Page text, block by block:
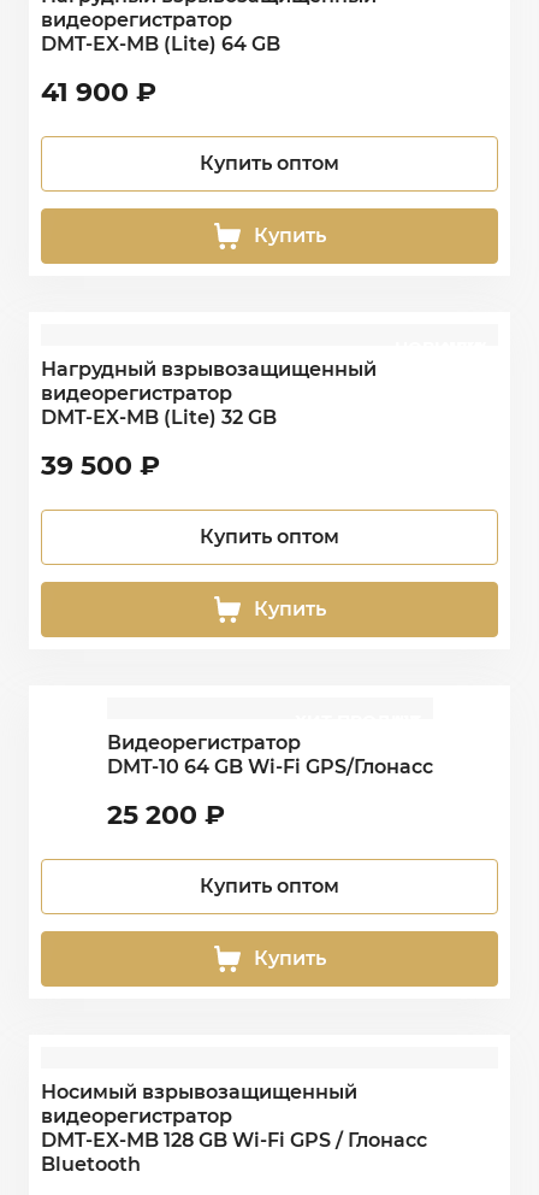
видеорегистратор
DMT-EX-MB (Lite) 64 GB
41 900 ₽
Купить оптом
Купить
Нагрудный взрывозащищенный
видеорегистратор
DMT-EX-MB (Lite) 32 GB
39 500 ₽
Купить оптом
Купить
Видеорегистратор
DMT-10 64 GB Wi-Fi GPS/Глонасс
25 200 ₽
Купить оптом
Купить
Носимый взрывозащищенный
видеорегистратор
DMT-EX-MB 128 GB Wi-Fi GPS / Глонасс
Bluetooth